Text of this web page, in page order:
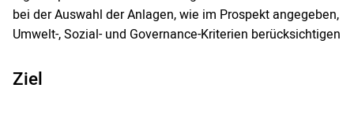
bei der Auswahl der Anlagen, wie im Prospekt angegeben,
Umwelt-, Sozial- und Governance-Kriterien berücksichtigen
Ziel